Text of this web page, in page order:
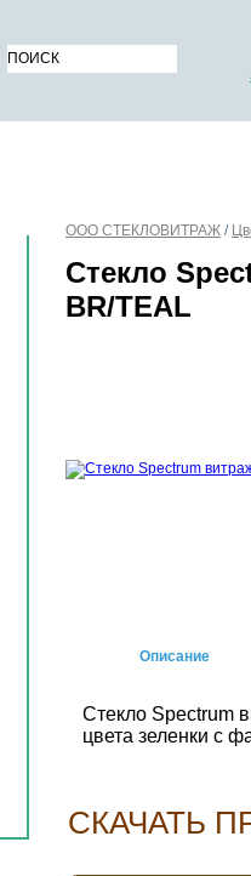
ООО СТЕКЛОВИТРАЖ /
Стекло
BR/TEAL
Описание
Стекло Spectrum
цвета зеленки с
CКАЧАТЬ